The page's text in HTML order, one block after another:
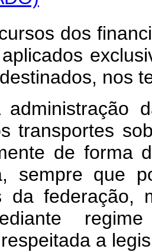
dos
nos
administração
transportes
de forma
sempre que
da federação,
a